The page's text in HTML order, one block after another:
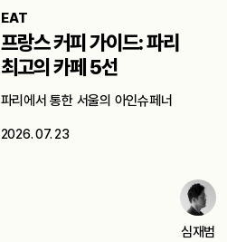
EAT
프랑스 커피 가이드: 파리
최고의 카페 5선
파리에서 통한 서울의 아인슈페너
2026. 07. 23
심재범